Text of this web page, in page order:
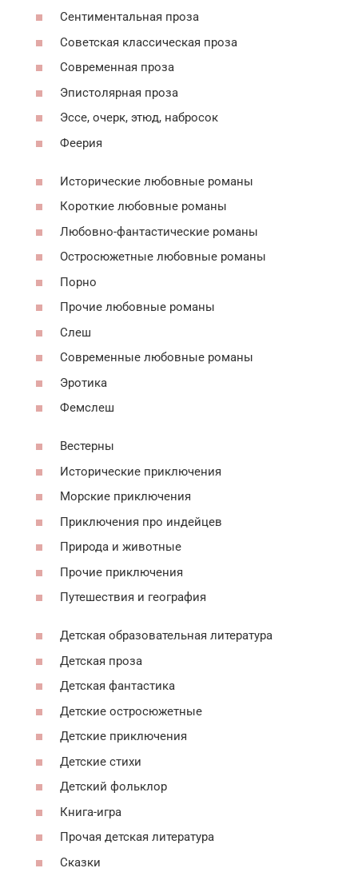
Сентиментальная проза
Советская классическая проза
Современная проза
Эпистолярная проза
Эссе, очерк, этюд, набросок
Феерия
Исторические любовные романы
Короткие любовные романы
Любовно-фантастические романы
Остросюжетные любовные романы
Порно
Прочие любовные романы
Слеш
Современные любовные романы
Эротика
Фемслеш
Вестерны
Исторические приключения
Морские приключения
Приключения про индейцев
Природа и животные
Прочие приключения
Путешествия и география
Детская образовательная литература
Детская проза
Детская фантастика
Детские остросюжетные
Детские приключения
Детские стихи
Детский фольклор
Книга-игра
Прочая детская литература
Сказки